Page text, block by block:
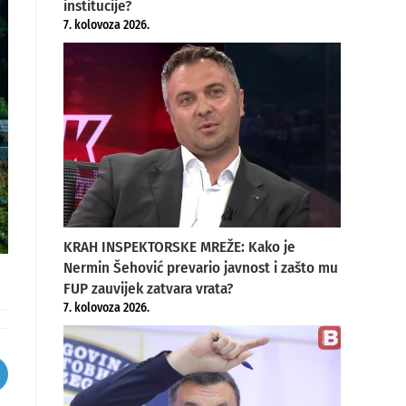
institucije?
7. kolovoza 2026.
KRAH INSPEKTORSKE MREŽE: Kako je
Nermin Šehović prevario javnost i zašto mu
FUP zauvijek zatvara vrata?
7. kolovoza 2026.